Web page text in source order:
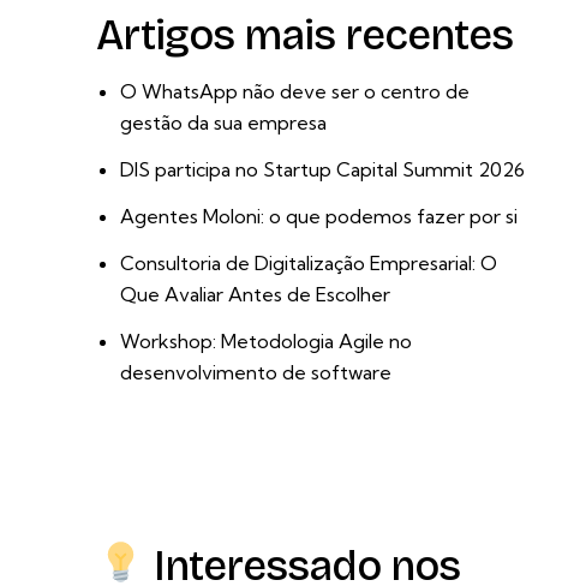
Artigos mais recentes
O WhatsApp não deve ser o centro de
gestão da sua empresa
DIS participa no Startup Capital Summit 2026
Agentes Moloni: o que podemos fazer por si
Consultoria de Digitalização Empresarial: O
Que Avaliar Antes de Escolher
Workshop: Metodologia Agile no
desenvolvimento de software
Interessado nos